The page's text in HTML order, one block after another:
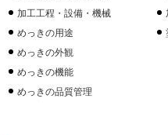
加工工程・設備・機械
めっきの用途
めっきの外観
めっきの機能
めっきの品質管理